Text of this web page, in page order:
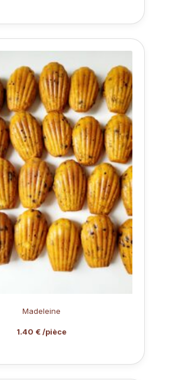
Madeleine
1.40 € /pièce